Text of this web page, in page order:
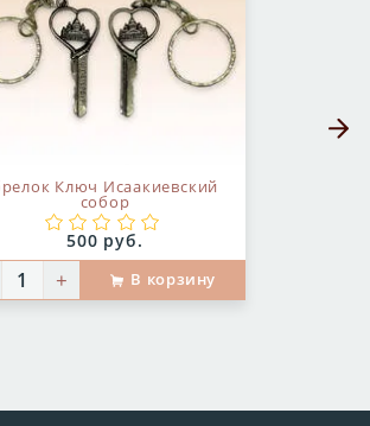
Ключ Исаакиевский
собор
Цена:
500 руб.
+ В корзину